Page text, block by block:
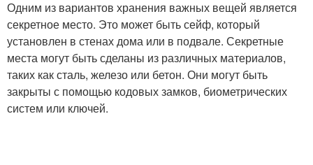
Одним из вариантов хранения важных вещей является
секретное место. Это может быть сейф, который
установлен в стенах дома или в подвале. Секретные
места могут быть сделаны из различных материалов,
таких как сталь, железо или бетон. Они могут быть
закрыты с помощью кодовых замков, биометрических
систем или ключей.